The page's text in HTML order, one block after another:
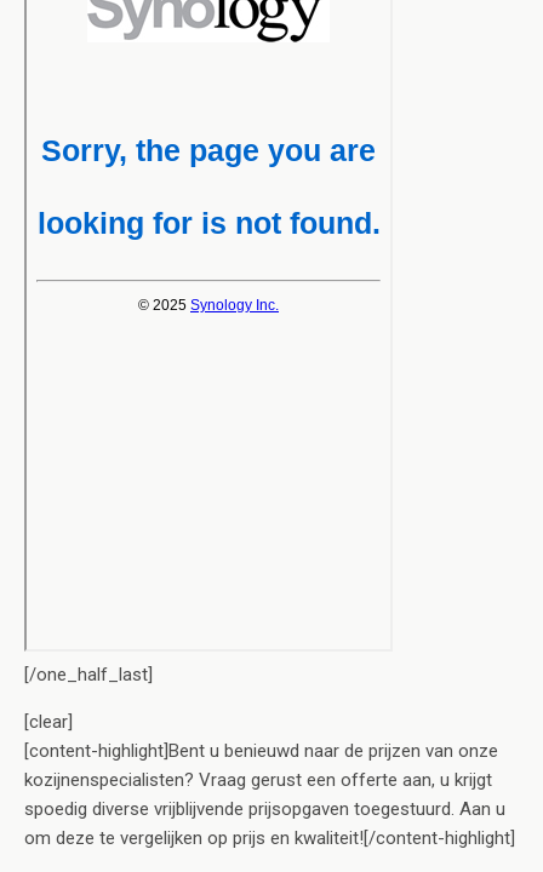
[/one_half_last]
[clear]
[content-highlight]Bent u benieuwd naar de prijzen van onze
kozijnenspecialisten? Vraag gerust een offerte aan, u krijgt
spoedig diverse vrijblijvende prijsopgaven toegestuurd. Aan u
om deze te vergelijken op prijs en kwaliteit![/content-highlight]